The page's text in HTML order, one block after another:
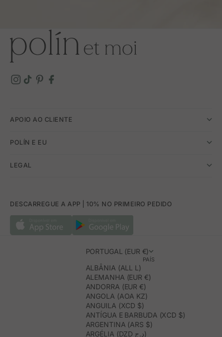
APOIO AO CLIENTE
POLÍN E EU
LEGAL
DESCARREGUE A APP | 10% NO PRIMEIRO PEDIDO
PORTUGAL (EUR €)
PAÍS
ALBÂNIA (ALL L)
ALEMANHA (EUR €)
ANDORRA (EUR €)
ANGOLA (AOA KZ)
ANGUILA (XCD $)
ANTÍGUA E BARBUDA (XCD $)
ARGENTINA (ARS $)
ARGÉLIA (DZD د.ج)